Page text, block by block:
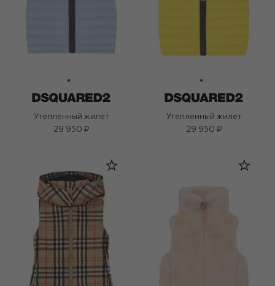
Утепленный жилет
29 950 ₽
Утепленный жилет
29 950 ₽